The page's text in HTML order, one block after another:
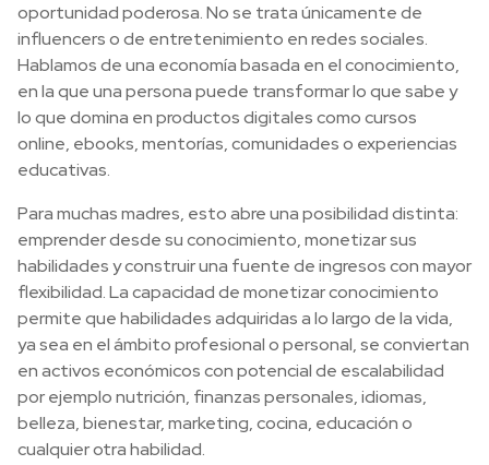
oportunidad poderosa. No se trata únicamente de
influencers o de entretenimiento en redes sociales.
Hablamos de una economía basada en el conocimiento,
en la que una persona puede transformar lo que sabe y
lo que domina en productos digitales como cursos
online, ebooks, mentorías, comunidades o experiencias
educativas.
Para muchas madres, esto abre una posibilidad distinta:
emprender desde su conocimiento, monetizar sus
habilidades y construir una fuente de ingresos con mayor
flexibilidad. La capacidad de monetizar conocimiento
permite que habilidades adquiridas a lo largo de la vida,
ya sea en el ámbito profesional o personal, se conviertan
en activos económicos con potencial de escalabilidad
por ejemplo nutrición, finanzas personales, idiomas,
belleza, bienestar, marketing, cocina, educación o
cualquier otra habilidad.